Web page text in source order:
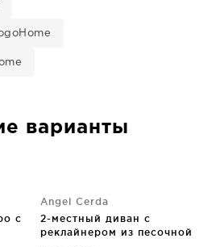
варианты
с
Angel Cerda
2-местный диван с
реклайнером из песочной